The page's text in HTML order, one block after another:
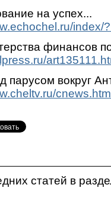
на успех...
index/
финансов
парусом вокруг
статей в